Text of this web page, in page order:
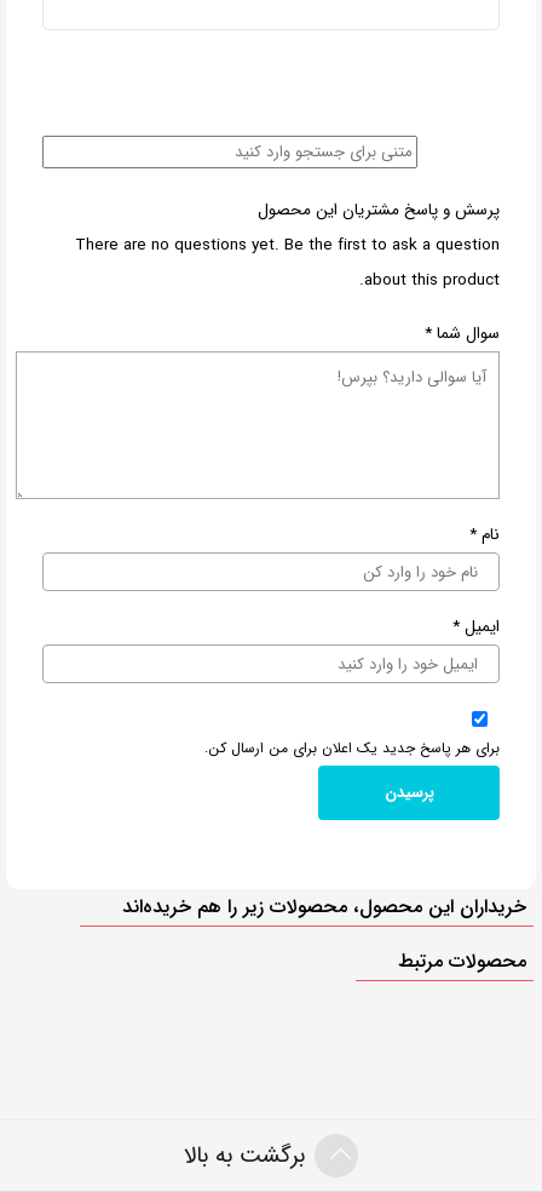
پرسش و پاسخ مشتریان این محصول
There are no questions yet. Be the first to ask a question
about this product.
سوال شما*
نام*
ایمیل*
برای هر پاسخ جدید یک اعلان برای من ارسال کن.
خریداران این محصول، محصولات زیر را هم خریده‌اند
محصولات مرتبط
برگشت به بالا